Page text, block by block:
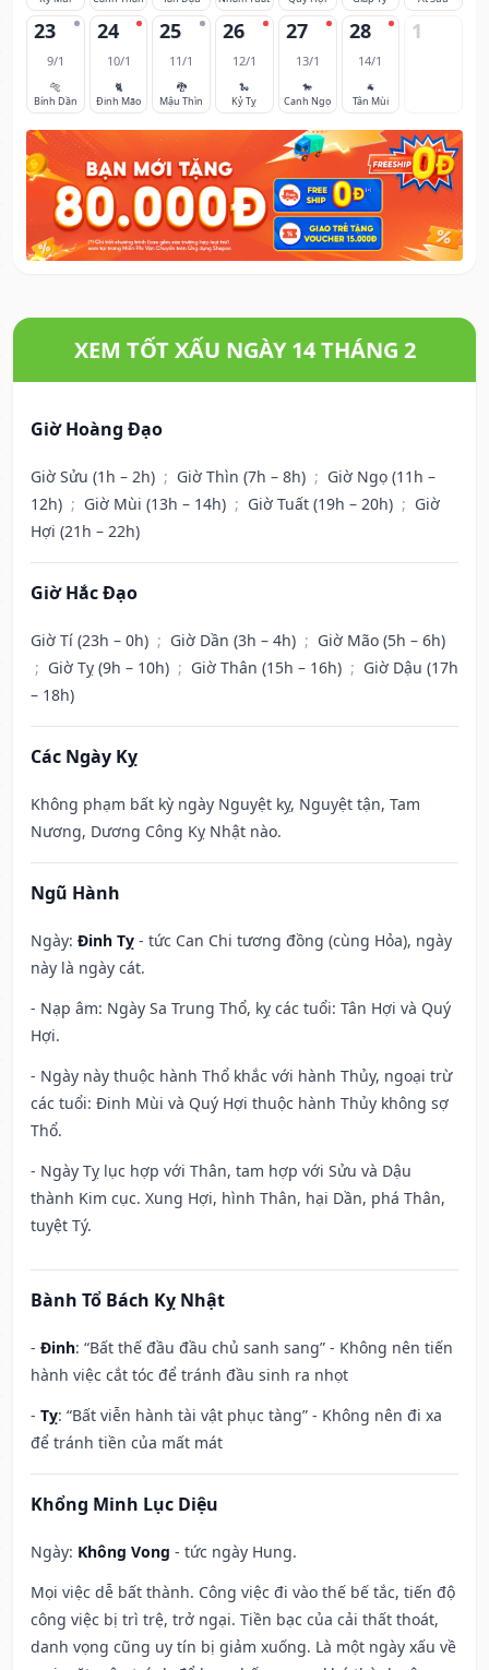
23
9/1
🐅
Bính Dần
24
10/1
🐈
Đinh Mão
25
11/1
🐉
Mậu Thìn
26
12/1
🐍
Kỷ Tỵ
27
13/1
🐎
Canh Ngọ
28
14/1
🐐
Tân Mùi
1
XEM TỐT XẤU NGÀY 14 THÁNG 2
Giờ Hoàng Đạo
Giờ Sửu (1h – 2h) ; Giờ Thìn (7h – 8h) ; Giờ Ngọ (11h –
12h) ; Giờ Mùi (13h – 14h) ; Giờ Tuất (19h – 20h) ; Giờ
Hợi (21h – 22h)
Giờ Hắc Đạo
Giờ Tí (23h – 0h) ; Giờ Dần (3h – 4h) ; Giờ Mão (5h – 6h)
; Giờ Tỵ (9h – 10h) ; Giờ Thân (15h – 16h) ; Giờ Dậu (17h
– 18h)
Các Ngày Kỵ
Không phạm bất kỳ ngày Nguyệt kỵ, Nguyệt tận, Tam
Nương, Dương Công Kỵ Nhật nào.
Ngũ Hành
Ngày: Đinh Tỵ - tức Can Chi tương đồng (cùng Hỏa), ngày
này là ngày cát.
- Nạp âm: Ngày Sa Trung Thổ, kỵ các tuổi: Tân Hợi và Quý
Hợi.
- Ngày này thuộc hành Thổ khắc với hành Thủy, ngoại trừ
các tuổi: Đinh Mùi và Quý Hợi thuộc hành Thủy không sợ
Thổ.
- Ngày Tỵ lục hợp với Thân, tam hợp với Sửu và Dậu
thành Kim cục. Xung Hợi, hình Thân, hại Dần, phá Thân,
tuyệt Tý.
Bành Tổ Bách Kỵ Nhật
- Đinh: “Bất thế đầu đầu chủ sanh sang” - Không nên tiến
hành việc cắt tóc để tránh đầu sinh ra nhọt
- Tỵ: “Bất viễn hành tài vật phục tàng” - Không nên đi xa
để tránh tiền của mất mát
Khổng Minh Lục Diệu
Ngày: Không Vong - tức ngày Hung.
Mọi việc dễ bất thành. Công việc đi vào thế bế tắc, tiến độ
công việc bị trì trệ, trở ngại. Tiền bạc của cải thất thoát,
danh vọng cũng uy tín bị giảm xuống. Là một ngày xấu về